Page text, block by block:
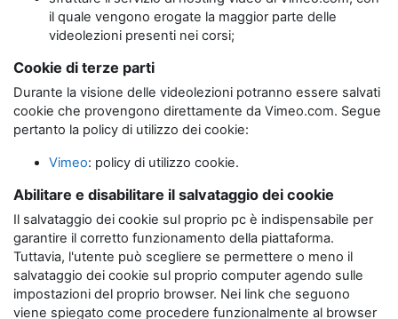
il quale vengono erogate la maggior parte delle
videolezioni presenti nei corsi;
Cookie di terze parti
Durante la visione delle videolezioni potranno essere salvati
cookie che provengono direttamente da Vimeo.com. Segue
pertanto la policy di utilizzo dei cookie:
Vimeo: policy di utilizzo cookie.
Abilitare e disabilitare il salvataggio dei cookie
Il salvataggio dei cookie sul proprio pc è indispensabile per
garantire il corretto funzionamento della piattaforma.
Tuttavia, l'utente può scegliere se permettere o meno il
salvataggio dei cookie sul proprio computer agendo sulle
impostazioni del proprio browser. Nei link che seguono
viene spiegato come procedere funzionalmente al browser